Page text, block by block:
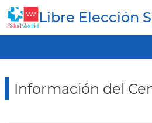
Libre Elección
Información del